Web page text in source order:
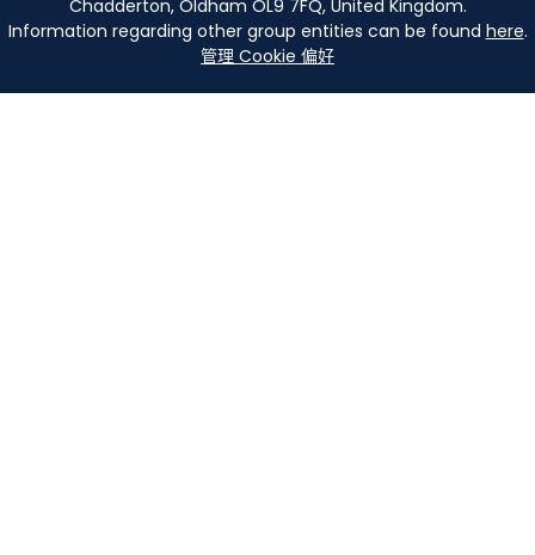
Chadderton, Oldham OL9 7FQ, United Kingdom.
Information regarding other group entities can be found here.
管理 Cookie 偏好